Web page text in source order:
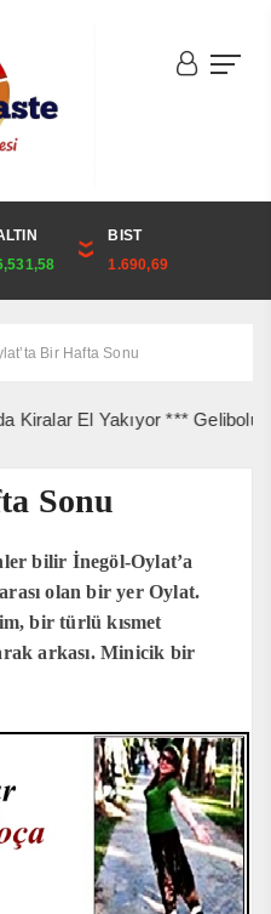
BIST
1.690,69
ÇEYREK
10,679,13
CUMHURİYET
43,869,00
Bir Hafta Sonu
Yakıyor *** Gelibolu
Sonu
bilir İnegöl-Oylat’a
olan bir yer Oylat.
bir türlü kısmet
arkası. Minicik bir